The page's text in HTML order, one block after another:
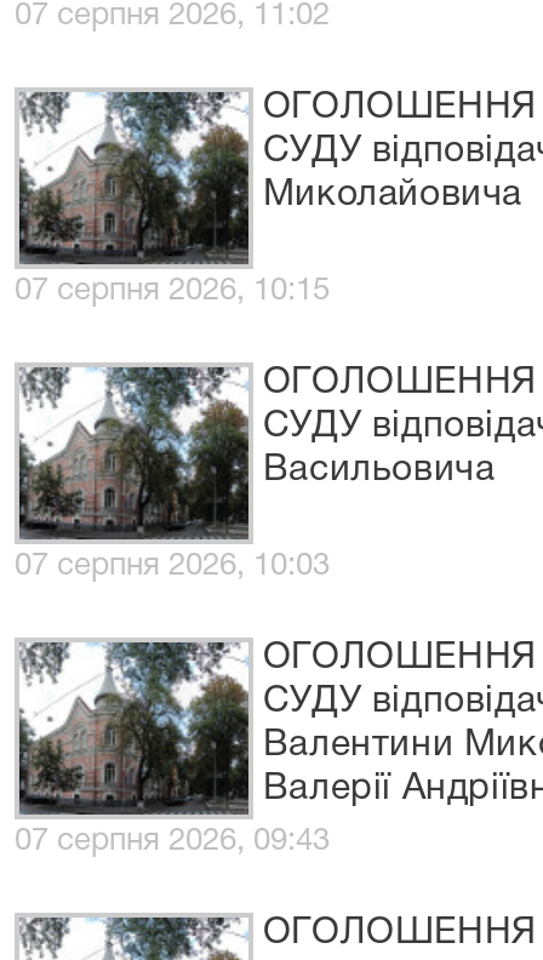
07 серпня 2026, 11:02
ОГОЛОШЕННЯ
СУДУ
Миколайовича
07 серпня 2026, 10:15
ОГОЛОШЕННЯ
СУДУ
Васильовича
07 серпня 2026, 10:03
ОГОЛОШЕННЯ
СУДУ
Валентини
Валерії
07 серпня 2026, 09:43
ОГОЛОШЕННЯ